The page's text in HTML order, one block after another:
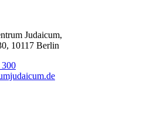
Judaicum,
10117 Berlin